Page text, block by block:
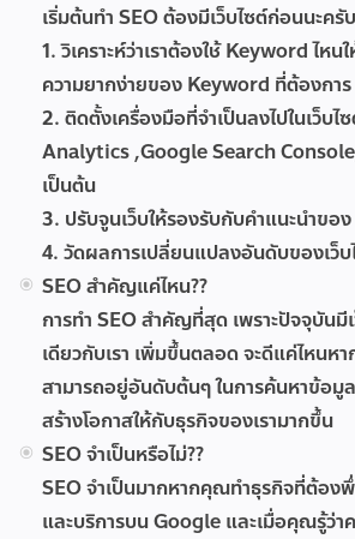
เริ่มต้นทำ SEO ต้องมีเว็บไซต์ก่อนนะค
1. วิเคราะห์ว่าเราต้องใช้ Keyword ไหน
ความยากง่ายของ Keyword ที่ต้องการ
2. ติดตั้งเครื่องมือที่จำเป็นลงไปในเว็บไ
Analytics ,Google Search
เป็นต้น
3. ปรับจูนเว็บให้รองรับกับคำแนะนำขอ
4. วัดผลการเปลี่ยนแปลงอันดับของเว็บ
SEO สำคัญแค่ไหน??
การทำ SEO สำคัญที่สุด เพราะปัจจุบันมี
เดียวกับเรา เพิ่มขึ้นตลอด จะดีแค่ไหนหา
สามารถอยู่อันดับต้นๆ ในการค้นหาข้อมู
สร้างโอกาสให้กับธุรกิจของเรามากขึ้น
SEO จำเป็นหรือไม่??
SEO จำเป็นมากหากคุณทำธุรกิจที่ต้อง
และบริการบน Google และเมื่อคุณรู้ว่า